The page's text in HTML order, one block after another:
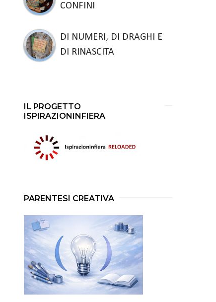
CONFINI
DI NUMERI, DI DRAGHI E
DI RINASCITA
IL PROGETTO
ISPIRAZIONINFIERA
PARENTESI CREATIVA